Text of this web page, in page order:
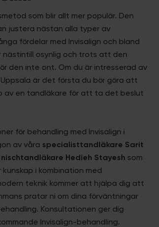
som blir allt mer populär. Den
justera nästan alla typer av
fördelar med Invisalign och bland
osynlig och trots att den
den inte ont. Om du är intresserad av
är det första du bör göra att
av en tandläkare för att ta det beslut
för behandling med Invisalign i
av våra specialisttandläkare Sarit
Hedieh Stayesh som
i kombination med
teknik kommer att hjälpa dig att
pratar ni om dina förväntningar
Konsultationen ger dig
Invisalign-behandling.